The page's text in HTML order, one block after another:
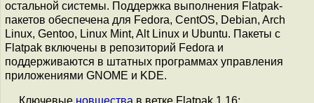
остальной системы. Поддержка выполнения Flatpak-
пакетов обеспечена для Fedora, CentOS, Debian, Arch
Linux, Gentoo, Linux Mint, Alt Linux и Ubuntu. Пакеты с
Flatpak включены в репозиторий Fedora и
поддерживаются в штатных программах управления
приложениями GNOME и KDE.
Ключевые новшества в ветке Flatpak 1.16: